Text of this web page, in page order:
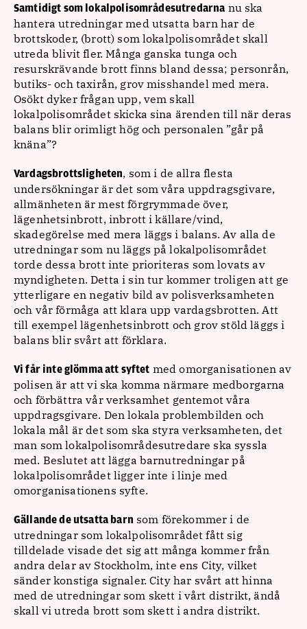
Samtidigt som lokalpolisområdesutredarnanu ska
hantera utredningar med utsatta barn har de
brottskoder, (brott) som lokalpolisområdet skall
utreda blivit fler. Många ganska tunga och
resurskrävande brott finns bland dessa; personrån,
butiks- och taxirån, grov misshandel med mera.
Osökt dyker frågan upp, vem skall
lokalpolisområdet skicka sina ärenden till när deras
balans blir orimligt hög och personalen ”går på
knäna”?
Vardagsbrottsligheten, som i de allra flesta
undersökningar är det som våra uppdragsgivare,
allmänheten är mest förgrymmade över,
lägenhetsinbrott, inbrott i källare/vind,
skadegörelse med mera läggs i balans. Av alla de
utredningar som nu läggs på lokalpolisområdet
torde dessa brott inte prioriteras som lovats av
myndigheten. Detta i sin tur kommer troligen att ge
ytterligare en negativ bild av polisverksamheten
och vår förmåga att klara upp vardagsbrotten. Att
till exempel lägenhetsinbrott och grov stöld läggs i
balans blir svårt att förklara.
Vi får inte glömma att syftet med omorganisationen av
polisen är att vi ska komma närmare medborgarna
och förbättra vår verksamhet gentemot våra
uppdragsgivare. Den lokala problembilden och
lokala mål är det som ska styra verksamheten, det
man som lokalpolisområdesutredare ska syssla
med. Beslutet att lägga barnutredningar på
lokalpolisområdet ligger inte i linje med
omorganisationens syfte.
Gällande de utsatta barn som förekommer i de
utredningar som lokalpolisområdet fått sig
tilldelade visade det sig att många kommer från
andra delar av Stockholm, inte ens City, vilket
sänder konstiga signaler. City har svårt att hinna
med de utredningar som skett i vårt distrikt, ändå
skall vi utreda brott som skett i andra distrikt.